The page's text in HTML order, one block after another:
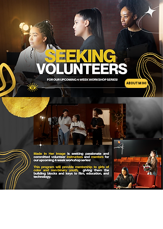
ABOUT MIHI